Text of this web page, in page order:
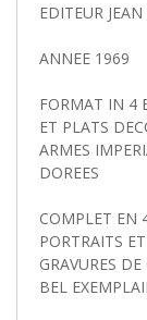
EDITEUR
ANNEE 1969
FORMAT IN 4
ET PLATS
ARMES
DOREES
COMPLET EN
PORTRAITS
GRAVURES
BEL